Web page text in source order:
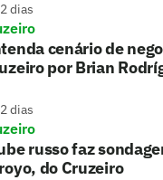
dias
cenário de
por Brian
dias
russo faz
do Cruzeiro